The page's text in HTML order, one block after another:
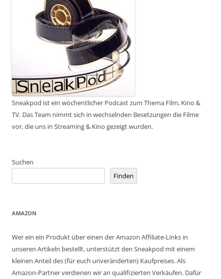
Sneakpod ist ein wöchentlicher Podcast zum Thema Film, Kino &
TV. Das Team nimmt sich in wechselnden Besetzungen die Filme
vor, die uns in Streaming & Kino gezeigt wurden.
Suchen
Finden
AMAZON
Wer ein ein Produkt über einen der Amazon Affiliate-Links in
unseren Artikeln bestellt, unterstützt den Sneakpod mit einem
kleinen Anteil des (für euch unveränderten) Kaufpreises. Als
Amazon-Partner verdienen wir an qualifizierten Verkäufen. Dafür